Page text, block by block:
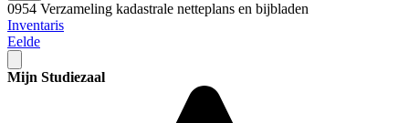
0954 Verzameling kadastrale netteplans en bijbladen
Inventaris
Eelde
Mijn Studiezaal